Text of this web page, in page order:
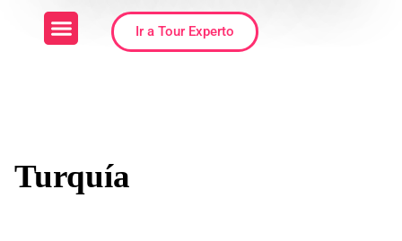
Ir a Tour Experto
Turquía